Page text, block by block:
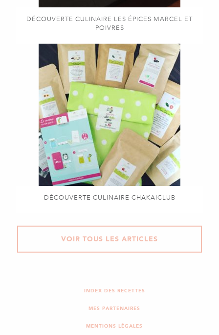
DÉCOUVERTE CULINAIRE LES ÉPICES MARCEL ET
POIVRES
DÉCOUVERTE CULINAIRE CHAKAICLUB
VOIR TOUS LES ARTICLES
INDEX DES RECETTES
MES PARTENAIRES
MENTIONS LÉGALES